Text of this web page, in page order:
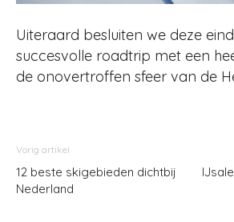
Uiteraard besluiten we deze
succesvolle roadtrip met een
de onovertroffen sfeer van de
Vorig artikel
12 beste skigebieden dichtbij
Nederland